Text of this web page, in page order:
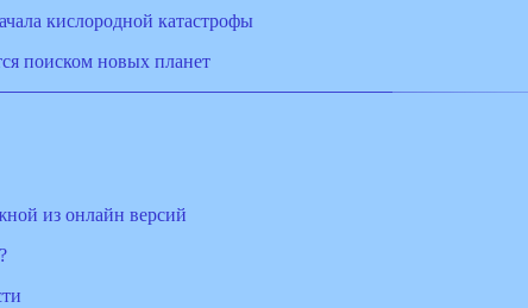
кислородной катастрофы
поиском новых планет
из онлайн версий